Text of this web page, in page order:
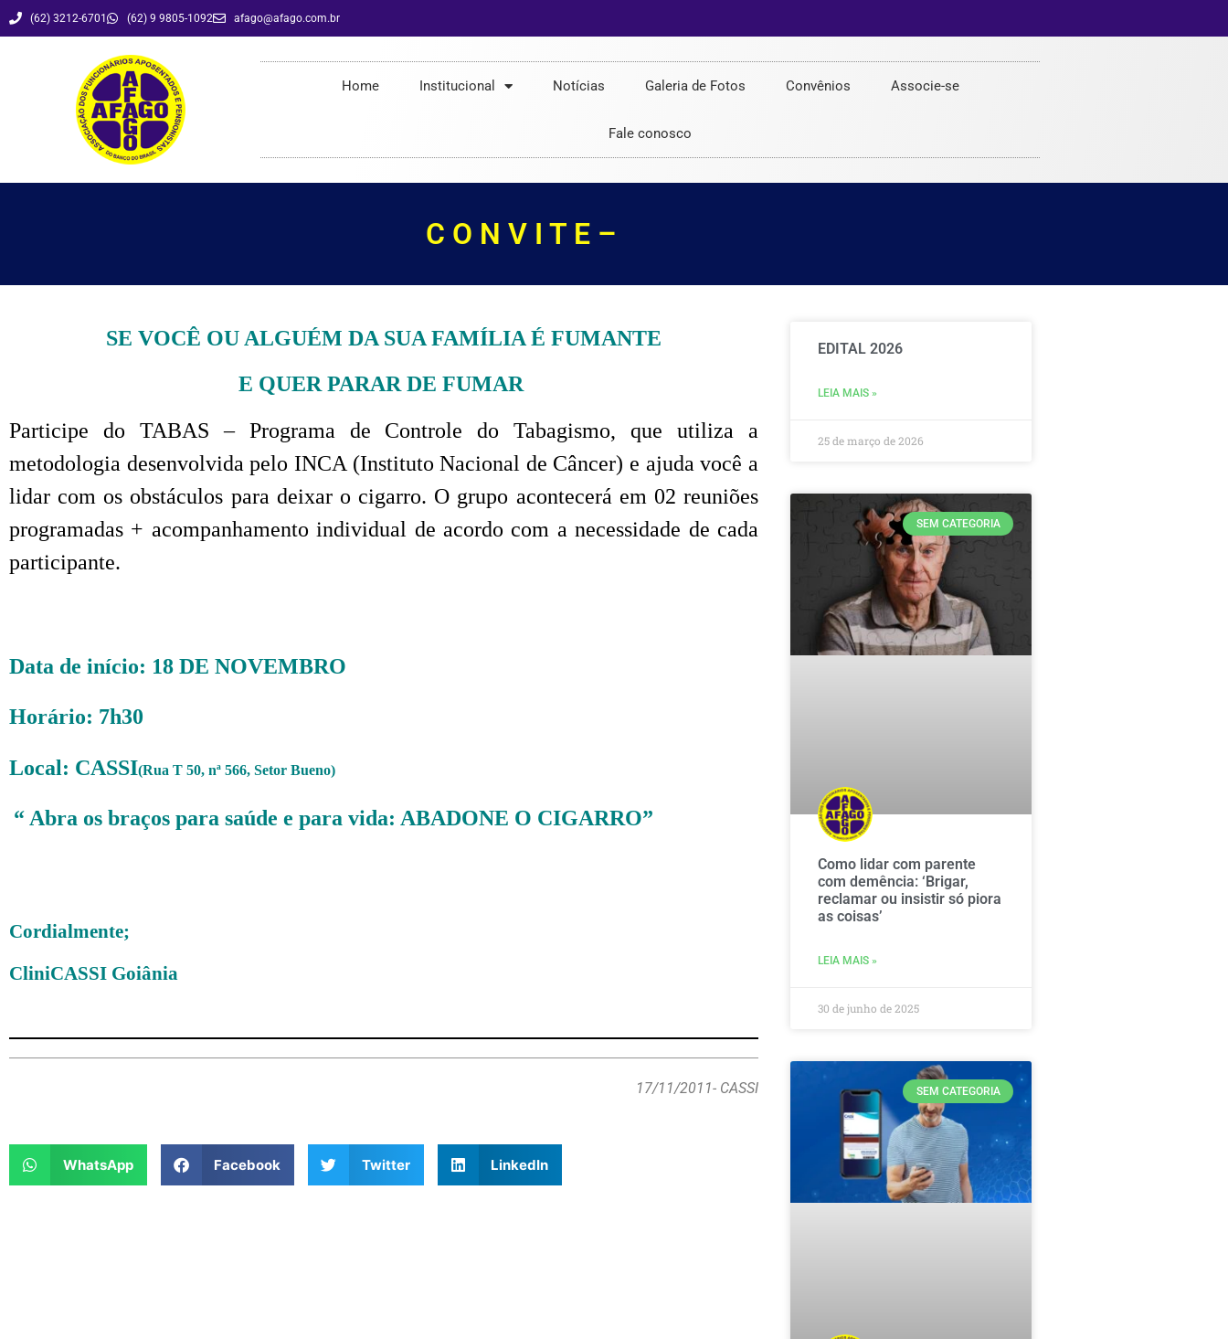
(62) 3212-6701 (62) 9 9805-1092 afago@afago.com.br
Home Institucional Notícias Galeria de Fotos Convênios Associe-se
Fale conosco
C O N V I T E –
SE VOCÊ OU ALGUÉM DA SUA FAMÍLIA É FUMANTE
E QUER PARAR DE FUMAR
Participe do TABAS – Programa de Controle do Tabagismo, que utiliza a
metodologia desenvolvida pelo INCA (Instituto Nacional de Câncer) e ajuda você a
lidar com os obstáculos para deixar o cigarro. O grupo acontecerá em 02 reuniões
programadas + acompanhamento individual de acordo com a necessidade de cada
participante.
Data de início: 18 DE NOVEMBRO
Horário: 7h30
Local: CASSI(Rua T 50, nª 566, Setor Bueno)
“ Abra os braços para saúde e para vida: ABADONE O CIGARRO”
Cordialmente;
CliniCASSI Goiânia
17/11/2011- CASSI
WhatsApp Facebook Twitter LinkedIn
EDITAL 2026
LEIA MAIS »
25 de março de 2026
SEM CATEGORIA
Como lidar com parente
com demência: ‘Brigar,
reclamar ou insistir só piora
as coisas’
LEIA MAIS »
30 de junho de 2025
SEM CATEGORIA